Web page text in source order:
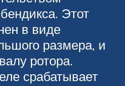
Этот
в виде
размера, и
ротора.
срабатывает